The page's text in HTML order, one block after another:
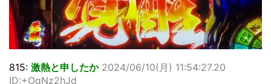
815: 激熱と申したか 2024/06/10(月) 11:54:27.20
ID:+OqNz2hJd